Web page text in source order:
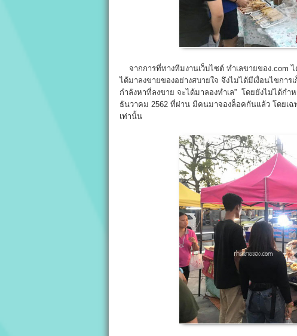
จากการที่ทางทีมงานเว็บไซต์ ทำเลขายของ.com
ได้มาลงขายของอย่างสบายใจ จึงไม่ได้มีเงื่อนไขกา
กำลังหาที่ลงขาย จะได้มาลองทำเล” โดยยังไม่ได้ก
ธันวาคม 2562 ที่ผ่าน มีคนมาจองล็อคกันแล้ว โดยเ
เท่านั้น